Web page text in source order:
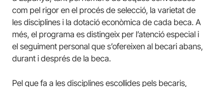
com pel rigor en el procés de selecció, la varietat de
les disciplines i la dotació econòmica de cada beca. A
més, el programa es distingeix per l’atenció especial i
el seguiment personal que s’ofereixen al becari abans,
durant i després de la beca.
Pel que fa a les disciplines escollides pels becaris,